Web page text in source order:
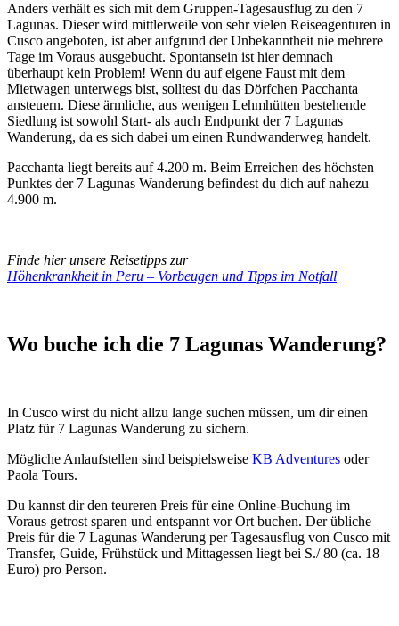
Anders verhält es sich mit dem Gruppen-Tagesausflug zu den 7
Lagunas. Dieser wird mittlerweile von sehr vielen Reiseagenturen in
Cusco angeboten, ist aber aufgrund der Unbekanntheit nie mehrere
Tage im Voraus ausgebucht. Spontansein ist hier demnach
überhaupt kein Problem! Wenn du auf eigene Faust mit dem
Mietwagen unterwegs bist, solltest du das Dörfchen Pacchanta
ansteuern. Diese ärmliche, aus wenigen Lehmhütten bestehende
Siedlung ist sowohl Start- als auch Endpunkt der 7 Lagunas
Wanderung, da es sich dabei um einen Rundwanderweg handelt.
Pacchanta liegt bereits auf 4.200 m. Beim Erreichen des höchsten
Punktes der 7 Lagunas Wanderung befindest du dich auf nahezu
4.900 m.
Finde hier unsere Reisetipps zur
Höhenkrankheit in Peru – Vorbeugen und Tipps im Notfall
Wo buche ich die 7 Lagunas Wanderung?
In Cusco wirst du nicht allzu lange suchen müssen, um dir einen
Platz für 7 Lagunas Wanderung zu sichern.
Mögliche Anlaufstellen sind beispielsweise KB Adventures oder
Paola Tours.
Du kannst dir den teureren Preis für eine Online-Buchung im
Voraus getrost sparen und entspannt vor Ort buchen. Der übliche
Preis für die 7 Lagunas Wanderung per Tagesausflug von Cusco mit
Transfer, Guide, Frühstück und Mittagessen liegt bei S./ 80 (ca. 18
Euro) pro Person.